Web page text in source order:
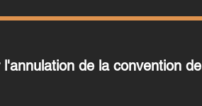
de la convention de